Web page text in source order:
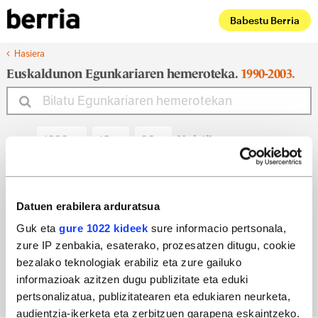
Datuen erabilera arduratsua
Guk eta gure 1022 kideek sure informacio pertsonala,
zure IP zenbakia, esaterako, prozesatzen ditugu, cookie
bezalako teknologiak erabiliz eta zure gailuko
informazioak azitzen dugu publizitate eta eduki
pertsonalizatua, publizitatearen eta edukiaren neurketa,
audientzia-ikerketa eta zerbitzuen garapena eskaintzeko.
Babestu Berria
Hasiera
Euskaldunon Egunkariaren hemeroteka. 1990-2003.
Noiztik
Noiz arte
Bilatu egun bateko edizioa